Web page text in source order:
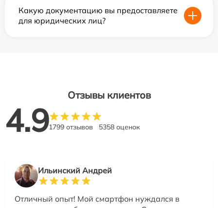
Какую документацию вы предоставляете
для юридических лиц?
Отзывы клиентов
4.91799 отзывов 5358 оценок
Ильинский Андрей
Отличный опыт! Мой смартфон нуждался в